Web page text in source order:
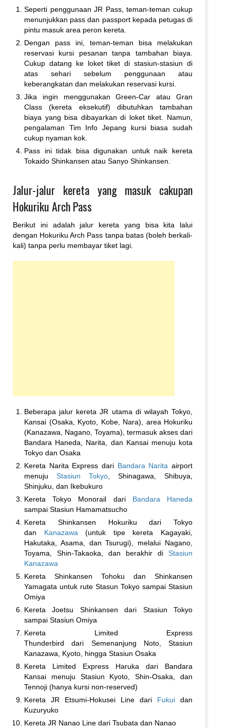
Seperti penggunaan JR Pass, teman-teman cukup
menunjukkan pass dan passport kepada petugas di
pintu masuk area peron kereta.
Dengan pass ini, teman-teman bisa melakukan
reservasi kursi pesanan tanpa tambahan biaya.
Cukup datang ke loket tiket di stasiun-stasiun di
atas sehari sebelum penggunaan atau
keberangkatan dan melakukan reservasi kursi.
Jika ingin menggunakan Green-Car atau Gran
Class (kereta eksekutif) dibutuhkan tambahan
biaya yang bisa dibayarkan di loket tiket. Namun,
pengalaman Tim Info Jepang kursi biasa sudah
cukup nyaman kok.
Pass ini tidak bisa digunakan untuk naik kereta
Tokaido Shinkansen atau Sanyo Shinkansen.
Jalur-jalur kereta yang masuk cakupan
Hokuriku Arch Pass
Berikut ini adalah jalur kereta yang bisa kita lalui
dengan Hokuriku Arch Pass tanpa batas (boleh berkali-
kali) tanpa perlu membayar tiket lagi.
Beberapa jalur kereta JR utama di wilayah Tokyo,
Kansai (Osaka, Kyoto, Kobe, Nara), area Hokuriku
(Kanazawa, Nagano, Toyama), termasuk akses dari
Bandara Haneda, Narita, dan Kansai menuju kota
Tokyo dan Osaka
Kereta Narita Express dari Bandara Narita airport
menuju Stasiun Tokyo , Shinagawa, Shibuya,
Shinjuku, dan Ikebukuro
Kereta Tokyo Monorail dari Bandara Haneda
sampai Stasiun Hamamatsucho
Kereta Shinkansen Hokuriku dari Tokyo
dan Kanazawa (untuk tipe kereta Kagayaki,
Hakutaka, Asama, dan Tsurugi), melalui Nagano,
Toyama, Shin-Takaoka, dan berakhir di Stasiun
Kanazawa
Kereta Shinkansen Tohoku dan Shinkansen
Yamagata untuk rute Stasun Tokyo sampai Stasiun
Omiya
Kereta Joetsu Shinkansen dari Stasiun Tokyo
sampai Stasiun Omiya
Kereta Limited Express
Thunderbird dari Semenanjung Noto, Stasiun
Kanazawa, Kyoto, hingga Stasiun Osaka
Kereta Limited Express Haruka dari Bandara
Kansai menuju Stasiun Kyoto, Shin-Osaka, dan
Tennoji (hanya kursi non-reserved)
Kereta JR Etsumi-Hokusei Line dari Fukui dan
Kuzuryuko
Kereta JR Nanao Line dari Tsubata dan Nanao